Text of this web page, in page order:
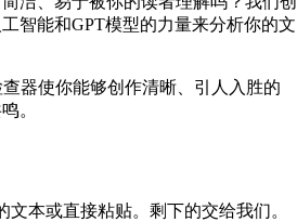
智能和GPT模型的力量来分析你的文
器使你能够创作清晰、引人入胜的
。
文本或直接粘贴。剩下的交给我们。